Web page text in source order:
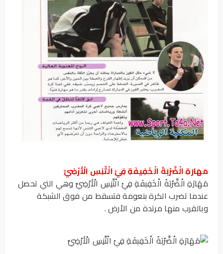
مَهَارَةِ الْضَّرْبَةُ الْخَفِيفَةِ فِيْ الْتِّنِسِ الْأَرْضِيِّ
مَهَارَةِ الْضَّرْبَةُ الْخَفِيفَةِ فِيْ الْتِّنِسِ الْأَرْضِيِّ وهي التي تحصل
عندما تضرب الكرة بنعومة فتسقط من فوق الشبكة
وبالقرب منها مرتدة من الأرض .